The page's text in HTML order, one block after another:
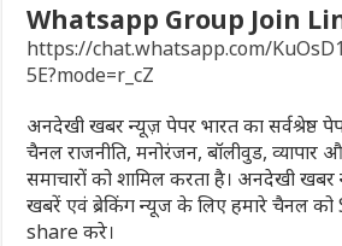
Whatsapp Group Join
https://chat.whatsapp.com/
5E?mode=r_cZ
अनदेखी खबर न्यूज़ पेपर भारत का सर्वश्रेष्ठ
चैनल राजनीति, मनोरंजन, बॉलीवुड,
समाचारों को शामिल करता है। अनदेखी
खबरें एवं ब्रेकिंग न्यूज के लिए हमारे चैनल
share करे।